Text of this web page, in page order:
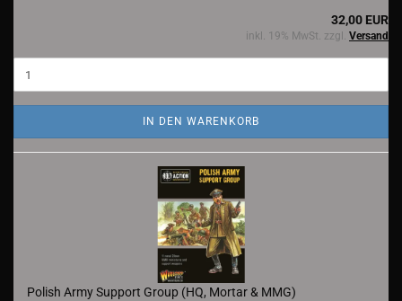
32,00 EUR
inkl. 19% MwSt. zzgl. Versand
IN DEN WARENKORB
Polish Army Support Group (HQ, Mortar & MMG)